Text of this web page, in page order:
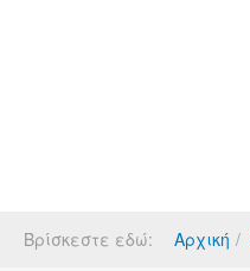
Βρίσκεστε εδώ: Αρχική